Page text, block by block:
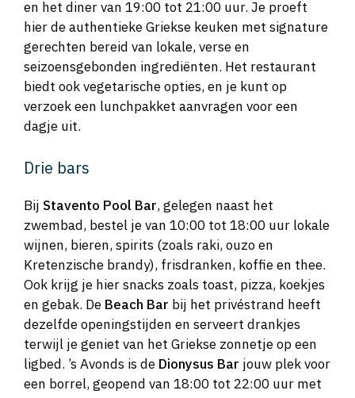
en het diner van 19:00 tot 21:00 uur. Je proeft
hier de authentieke Griekse keuken met signature
gerechten bereid van lokale, verse en
seizoensgebonden ingrediënten. Het restaurant
biedt ook vegetarische opties, en je kunt op
verzoek een lunchpakket aanvragen voor een
dagje uit.
Drie bars
Bij Stavento Pool Bar, gelegen naast het
zwembad, bestel je van 10:00 tot 18:00 uur lokale
wijnen, bieren, spirits (zoals raki, ouzo en
Kretenzische brandy), frisdranken, koffie en thee.
Ook krijg je hier snacks zoals toast, pizza, koekjes
en gebak. De Beach Bar bij het privéstrand heeft
dezelfde openingstijden en serveert drankjes
terwijl je geniet van het Griekse zonnetje op een
ligbed. ’s Avonds is de Dionysus Bar jouw plek voor
een borrel, geopend van 18:00 tot 22:00 uur met